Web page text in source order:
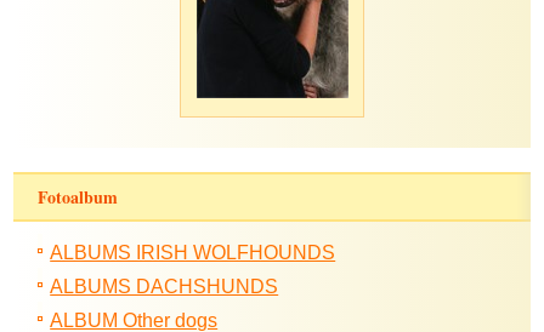
Fotoalbum
ALBUMS IRISH WOLFHOUNDS
ALBUMS DACHSHUNDS
ALBUM Other dogs